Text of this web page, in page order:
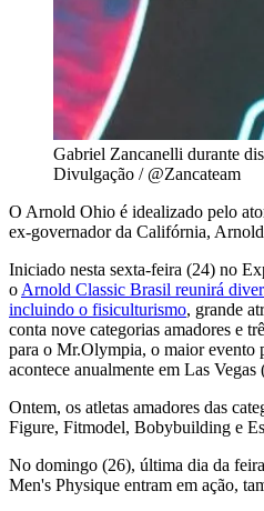
Gabriel Zancanelli durante
Divulgação / @Zancateam
O Arnold Ohio é idealizado pelo
ex-governador da Califórnia,
Iniciado nesta sexta-feira (24) no
o Arnold Classic Brasil reunirá
incluindo o fisiculturismo, grande
conta nove categorias amadores e
para o Mr.Olympia, o maior evento
acontece anualmente em Las
Ontem, os atletas amadores das
Figure, Fitmodel, Bobybuilding e
No domingo (26), última dia da
Men's Physique entram em ação,